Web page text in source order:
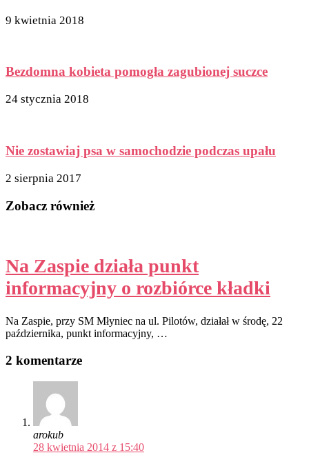
9 kwietnia 2018
Bezdomna kobieta pomogła zagubionej suczce
24 stycznia 2018
Nie zostawiaj psa w samochodzie podczas upału
2 sierpnia 2017
Zobacz również
Na Zaspie działa punkt
informacyjny o rozbiórce kładki
Na Zaspie, przy SM Młyniec na ul. Pilotów, działał w środę, 22
października, punkt informacyjny, …
2 komentarze
arokub
28 kwietnia 2014 z 15:40